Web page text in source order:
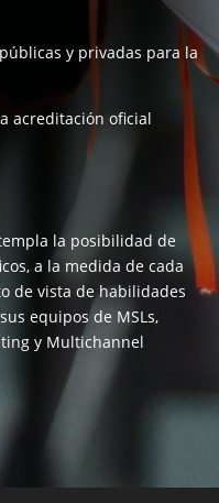
y privadas para la
acreditación oficial
la posibilidad de
a la medida de cada
de vista de habilidades
equipos de MSLs,
y Multichannel